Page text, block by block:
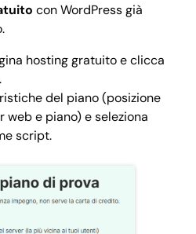
con WordPress già
hosting gratuito e clicca
.
del piano (posizione
web e piano) e seleziona
script.